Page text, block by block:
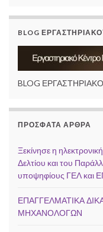
BLOG
BLOG
ΠΡΌΣΦΑΤΑ ΆΡΘΡΑ
Ξεκίνησε η
Δελτίου και του
υποψηφίους ΓΕΛ και
ΕΠΑΓΓΕΛΜΑΤΙΚΑ
ΜΗΧΑΝΟΛΟΓΩΝ